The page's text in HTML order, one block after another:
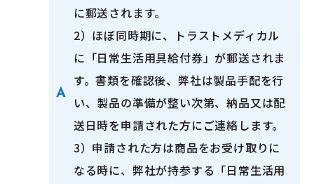
に郵送されます。
2）ほぼ同時期に、トラストメディカル
に「日常生活用具給付券」が郵送されま
す。書類を確認後、弊社は製品手配を行
い、製品の準備が整い次第、納品又は配
送日時を申請された方にご連絡します。
3）申請された方は商品をお受け取りに
なる時に、弊社が持参する「日常生活用